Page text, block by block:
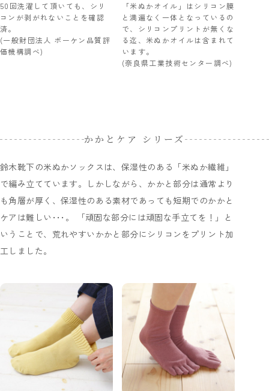
50回洗濯して頂いても、シリ
コンが剥がれないことを確認
済。
(一般財団法人 ボーケン品質評
価機構調べ)
「米ぬかオイル」はシリコン膜
と満遍なく一体となっているの
で、シリコンプリントが無くな
る迄、米ぬかオイルは含まれて
います。
(奈良県工業技術センター調べ)
かかとケア シリーズ
鈴木靴下の米ぬかソックスは、保湿性のある「米ぬか繊維」
で編み立てています。しかしながら、かかと部分は通常より
も角層が厚く、保湿性のある素材であっても短期でのかかと
ケアは難しい･･･。 「頑固な部分には頑固な手立てを！」と
いうことで、荒れやすいかかと部分にシリコンをプリント加
工しました。